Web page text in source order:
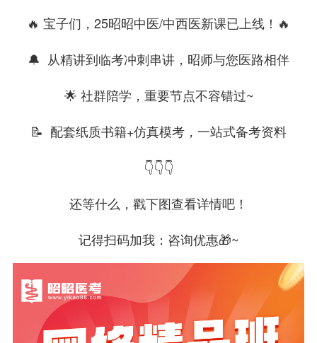
🔥 宝子们，25昭昭中医/中西医新课已上线！🔥
🔔 从精讲到临考冲刺串讲，昭师与您医路相伴
🌟 社群陪学，重要节点不容错过~
📝 配套纸质书籍+仿真模考，一站式备考资料
👇👇👇
还等什么，戳下图查看详情吧！
记得扫码加我：咨询优惠🎁~